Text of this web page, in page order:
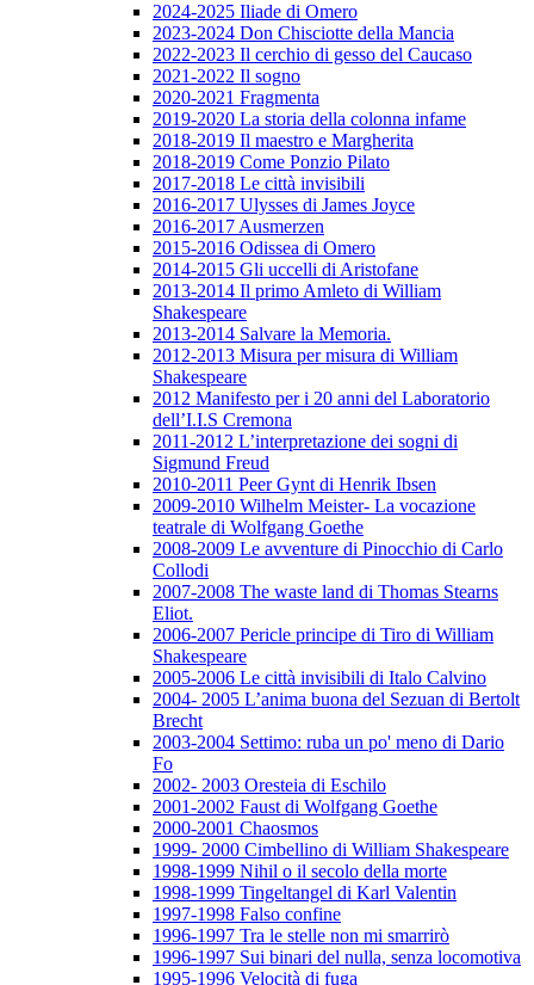
2024-2025 Iliade di Omero
2023-2024 Don Chisciotte della Mancia
2022-2023 Il cerchio di gesso del Caucaso
2021-2022 Il sogno
2020-2021 Fragmenta
2019-2020 La storia della colonna infame
2018-2019 Il maestro e Margherita
2018-2019 Come Ponzio Pilato
2017-2018 Le città invisibili
2016-2017 Ulysses di James Joyce
2016-2017 Ausmerzen
2015-2016 Odissea di Omero
2014-2015 Gli uccelli di Aristofane
2013-2014 Il primo Amleto di William
Shakespeare
2013-2014 Salvare la Memoria.
2012-2013 Misura per misura di William
Shakespeare
2012 Manifesto per i 20 anni del Laboratorio
dell’I.I.S Cremona
2011-2012 L’interpretazione dei sogni di
Sigmund Freud
2010-2011 Peer Gynt di Henrik Ibsen
2009-2010 Wilhelm Meister- La vocazione
teatrale di Wolfgang Goethe
2008-2009 Le avventure di Pinocchio di Carlo
Collodi
2007-2008 The waste land di Thomas Stearns
Eliot.
2006-2007 Pericle principe di Tiro di William
Shakespeare
2005-2006 Le città invisibili di Italo Calvino
2004- 2005 L’anima buona del Sezuan di Bertolt
Brecht
2003-2004 Settimo: ruba un po' meno di Dario
Fo
2002- 2003 Oresteia di Eschilo
2001-2002 Faust di Wolfgang Goethe
2000-2001 Chaosmos
1999- 2000 Cimbellino di William Shakespeare
1998-1999 Nihil o il secolo della morte
1998-1999 Tingeltangel di Karl Valentin
1997-1998 Falso confine
1996-1997 Tra le stelle non mi smarrirò
1996-1997 Sui binari del nulla, senza locomotiva
1995-1996 Velocità di fuga